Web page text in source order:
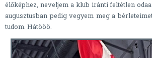
élőképhez, neveljem a klub iránti feltétlen
augusztusban pedig vegyem meg a
tudom. Hátööö.